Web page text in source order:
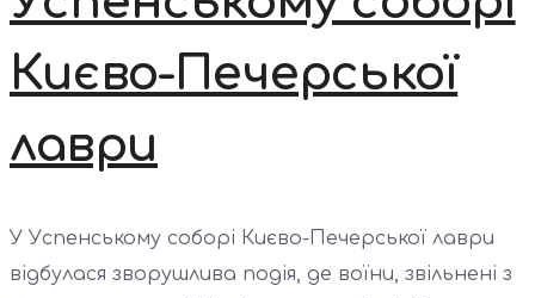
Києво-Печерської
лаври
У Успенському соборі Києво-Печерської лаври
відбулася зворушлива подія, де воїни, звільнені з